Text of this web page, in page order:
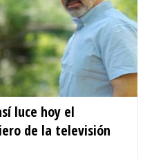
luce hoy el
de la televisión